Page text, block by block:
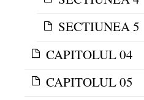
SECTIUNEA 5
CAPITOLUL 04
CAPITOLUL 05